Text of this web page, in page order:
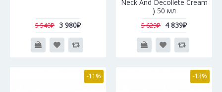
5 540₽ 3 980₽
Neck And Decollete Cream
) 50 мл
5 629₽ 4 839₽
-11% -13%